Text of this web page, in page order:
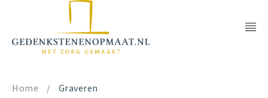
Home / Graveren